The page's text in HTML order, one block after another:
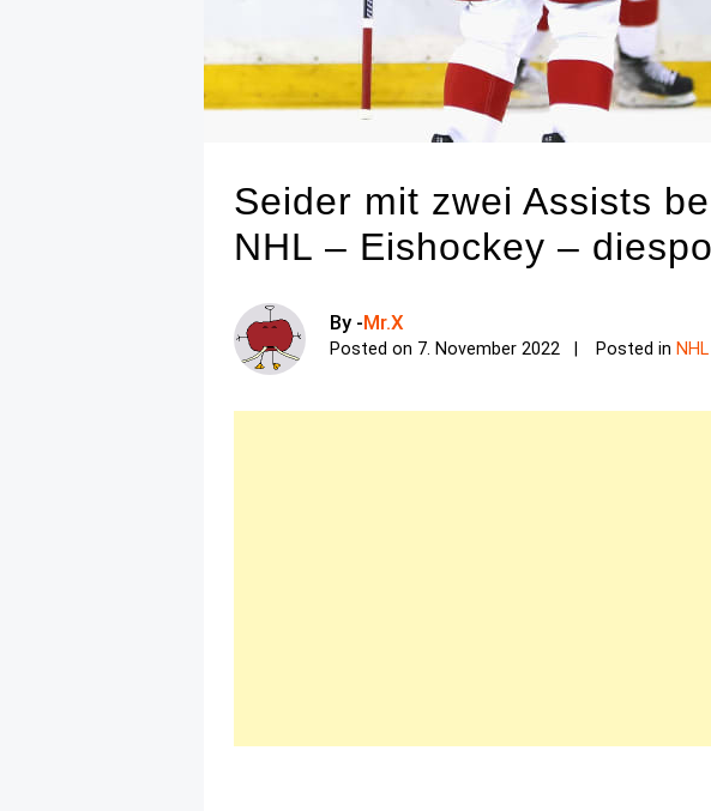
Seider mit zwei Assists
NHL – Eishockey –
By -Mr.X
Posted on 7. November 2022 Posted in NHL